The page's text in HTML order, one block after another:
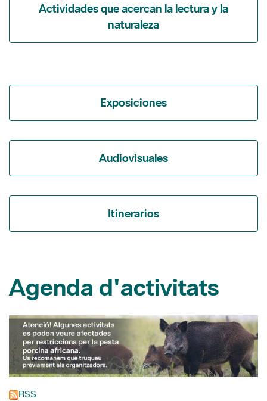
Actividades que acercan la lectura y la
naturaleza
Exposiciones
Audiovisuales
Itinerarios
Agenda d'activitats
RSS